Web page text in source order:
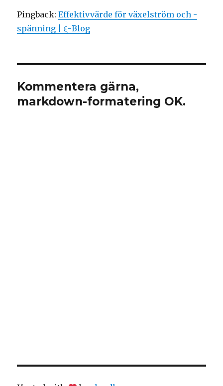
Pingback:Effektivvärde för växelström och -
spänning | ξ-Blog
Kommentera gärna,
markdown-formatering OK.